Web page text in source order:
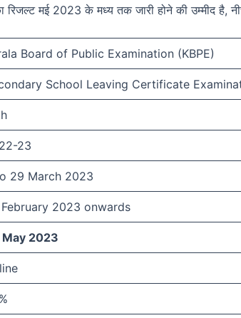
मई 2023 के मध्य तक जारी होने की उम्मीद है,
Board of Public Examination (KBPE)
School Leaving Certificate
23
29 March 2023
2023 onwards
2023